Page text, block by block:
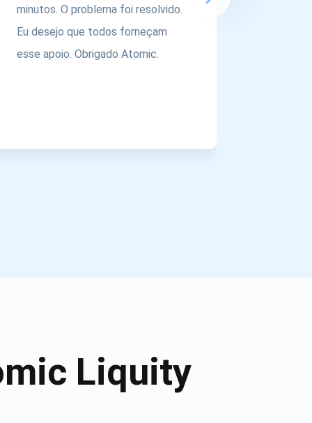
minutos. O problema foi resolvido.
Eu desejo que todos forneçam
esse apoio. Obrigado Atomic.
Liquity